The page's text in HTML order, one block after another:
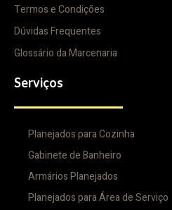
Termos e Condições
Dúvidas Frequentes
Glossário da Marcenaria
Serviços
Planejados para Cozinha
Gabinete de Banheiro
Armários Planejados
Planejados para Área de Serviço